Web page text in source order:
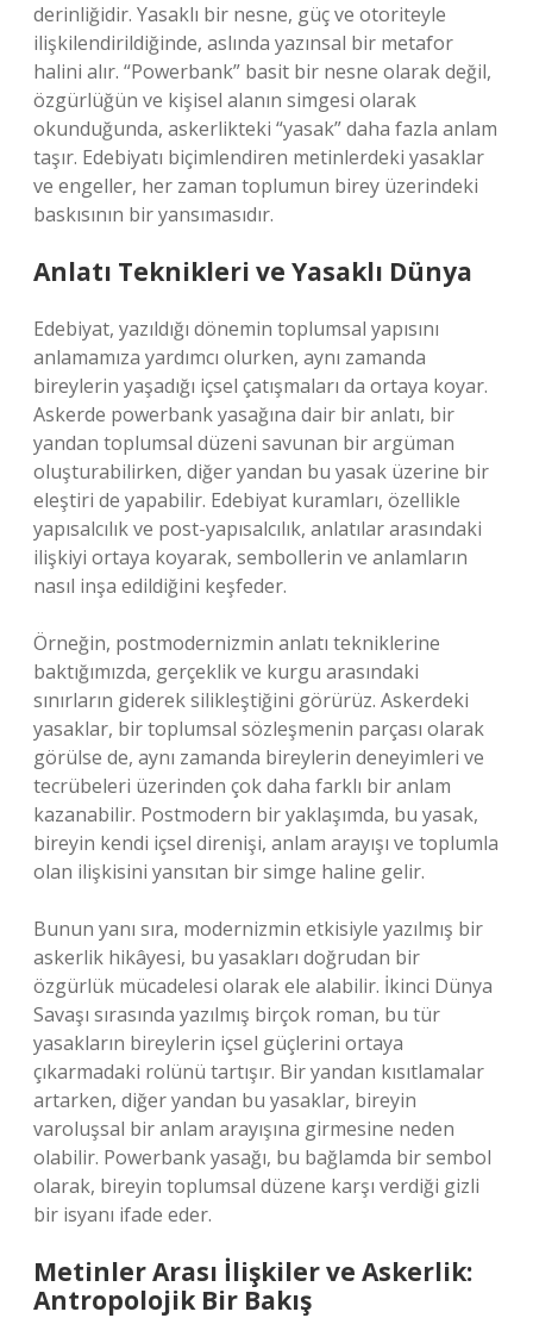
derinliğidir. Yasaklı bir nesne, güç ve otoriteyle
ilişkilendirildiğinde, aslında yazınsal bir metafor
halini alır. “Powerbank” basit bir nesne olarak değil,
özgürlüğün ve kişisel alanın simgesi olarak
okunduğunda, askerlikteki “yasak” daha fazla anlam
taşır. Edebiyatı biçimlendiren metinlerdeki yasaklar
ve engeller, her zaman toplumun birey üzerindeki
baskısının bir yansımasıdır.
Anlatı Teknikleri ve Yasaklı Dünya
Edebiyat, yazıldığı dönemin toplumsal yapısını
anlamamıza yardımcı olurken, aynı zamanda
bireylerin yaşadığı içsel çatışmaları da ortaya koyar.
Askerde powerbank yasağına dair bir anlatı, bir
yandan toplumsal düzeni savunan bir argüman
oluşturabilirken, diğer yandan bu yasak üzerine bir
eleştiri de yapabilir. Edebiyat kuramları, özellikle
yapısalcılık ve post-yapısalcılık, anlatılar arasındaki
ilişkiyi ortaya koyarak, sembollerin ve anlamların
nasıl inşa edildiğini keşfeder.
Örneğin, postmodernizmin anlatı tekniklerine
baktığımızda, gerçeklik ve kurgu arasındaki
sınırların giderek silikleştiğini görürüz. Askerdeki
yasaklar, bir toplumsal sözleşmenin parçası olarak
görülse de, aynı zamanda bireylerin deneyimleri ve
tecrübeleri üzerinden çok daha farklı bir anlam
kazanabilir. Postmodern bir yaklaşımda, bu yasak,
bireyin kendi içsel direnişi, anlam arayışı ve toplumla
olan ilişkisini yansıtan bir simge haline gelir.
Bunun yanı sıra, modernizmin etkisiyle yazılmış bir
askerlik hikâyesi, bu yasakları doğrudan bir
özgürlük mücadelesi olarak ele alabilir. İkinci Dünya
Savaşı sırasında yazılmış birçok roman, bu tür
yasakların bireylerin içsel güçlerini ortaya
çıkarmadaki rolünü tartışır. Bir yandan kısıtlamalar
artarken, diğer yandan bu yasaklar, bireyin
varoluşsal bir anlam arayışına girmesine neden
olabilir. Powerbank yasağı, bu bağlamda bir sembol
olarak, bireyin toplumsal düzene karşı verdiği gizli
bir isyanı ifade eder.
Metinler Arası İlişkiler ve Askerlik:
Antropolojik Bir Bakış